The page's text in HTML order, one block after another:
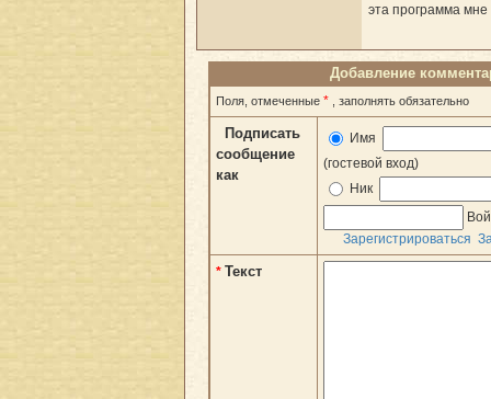
эта программа мне
Добавление
Поля, отмеченные * , заполнять обязательно
Подписать
сообщение
как
Имя
(гостевой вход)
Ник
Зарегистрироваться
* Текст